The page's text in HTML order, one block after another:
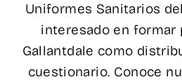
Uniformes Sanitarios
interesado en formar
Gallantdale como
cuestionario. Conoce